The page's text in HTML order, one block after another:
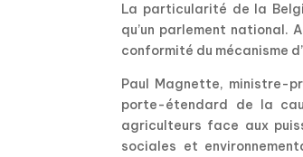
La particularité de la
qu’un parlement national.
conformité du mécanisme
Paul Magnette, ministre-
porte-étendard de la
agriculteurs face aux
sociales et